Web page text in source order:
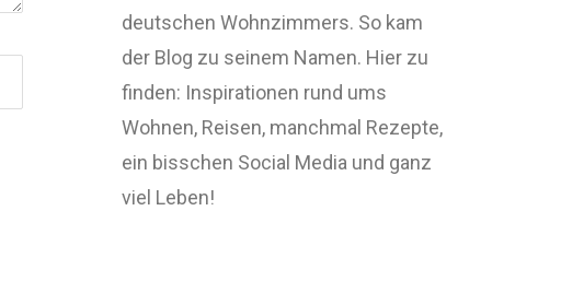
deutschen Wohnzimmers. So kam
der Blog zu seinem Namen. Hier zu
finden: Inspirationen rund ums
Wohnen, Reisen, manchmal Rezepte,
ein bisschen Social Media und ganz
viel Leben!